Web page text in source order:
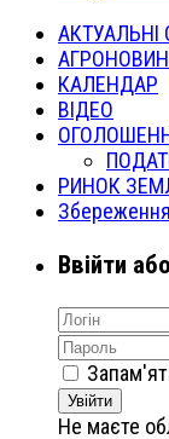
АКТУАЛЬНІ
КАЛЕНДАР
ВІДЕО
РИНОК
Ввійти
Увійти
Не маєте